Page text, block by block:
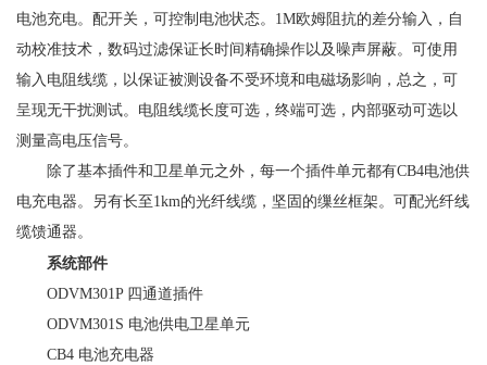
电池充电。配开关，可控制电池状态。1M欧姆阻抗的差分输入，自
动校准技术，数码过滤保证长时间精确操作以及噪声屏蔽。可使用
输入电阻线缆，以保证被测设备不受环境和电磁场影响，总之，可
呈现无干扰测试。电阻线缆长度可选，终端可选，内部驱动可选以
测量高电压信号。
除了基本插件和卫星单元之外，每一个插件单元都有CB4电池供
电充电器。另有长至1km的光纤线缆，坚固的缫丝框架。可配光纤线
缆馈通器。
系统部件
ODVM301P 四通道插件
ODVM301S 电池供电卫星单元
CB4 电池充电器